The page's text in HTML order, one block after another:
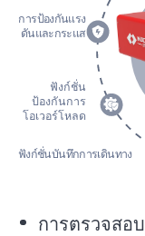
ฟังก์ชั่นบันทึกการเดินทาง
ฟังก์ชั่น
ป้องกันการ
โอเวอร์โหลด
การป้องกันแรง
ดันและกระแส
การตรวจสอ